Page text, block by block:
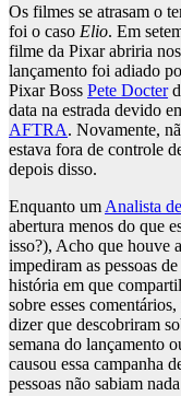
Os filmes se atrasam o
foi o caso Elio. Em
filme da Pixar abriria
lançamento foi adiado
Pixar Boss Pete Docter
data na estrada devido
AFTRA. Novamente,
estava fora de controle
depois disso.
Enquanto um Analista
abertura menos do que
isso?), Acho que houve
impediram as pessoas
história em que
sobre esses
dizer que descobriram
semana do lançamento
causou essa campanha
pessoas não sabiam